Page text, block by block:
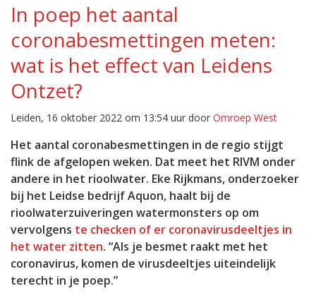
In poep het aantal
coronabesmettingen meten:
wat is het effect van Leidens
Ontzet?
Leiden, 16 oktober 2022 om 13:54 uur door Omroep West
Het aantal coronabesmettingen in de regio stijgt
flink de afgelopen weken. Dat meet het RIVM onder
andere in het rioolwater. Eke Rijkmans, onderzoeker
bij het Leidse bedrijf Aquon, haalt bij de
rioolwaterzuiveringen watermonsters op om
vervolgens te checken of er coronavirusdeeltjes in
het water zitten. “Als je besmet raakt met het
coronavirus, komen de virusdeeltjes uiteindelijk
terecht in je poep.”